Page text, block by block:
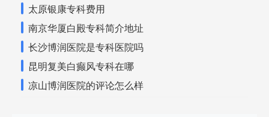
太原银康专科费用
南京华厦白殿专科简介地址
长沙博润医院是专科医院吗
昆明复美白癫风专科在哪
凉山博润医院的评论怎么样